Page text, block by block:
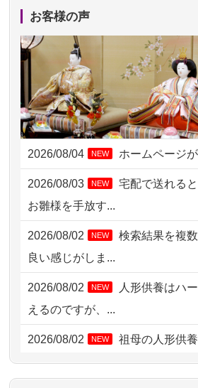
2026/08/05 11:33
2026/08/04 17:34 西亀有の方か
2026/08/04 15:40 千葉県の方か
2026/08/04 14:04 東京都の方か
2026/08/04 00:38 中野区の方か
2026/08/03 21:17 愛知県の方か
2026/08/02 18:47 虎ノ門の方か
2026/08/02 09:15 神奈川の方か
2026/08/02 06:46
2026/08/01 19:28 東京都の方か
2026/08/01 17:10 東京都の方か
お客様の声
2026/08/04 NEW ホームページ
2026/08/03 NEW
宅配で送れる
お雛様を手放す...
2026/08/02 NEW
検索結果を複
良い感じがしま...
2026/08/02 NEW
人形供養はハ
えるのですが、...
2026/08/02 NEW
祖母の人形供
いただき安心感がある